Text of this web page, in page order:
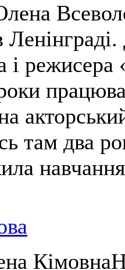
режисера
там два